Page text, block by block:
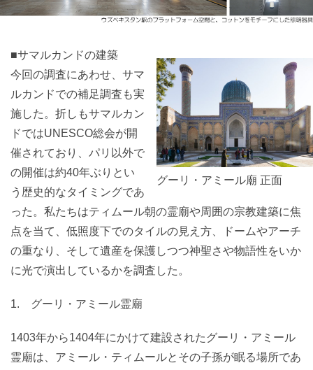
グーリ・アミール廟 正面
■サマルカンドの建築
今回の調査にあわせ、サマ
ルカンドでの補足調査も実
施した。折しもサマルカン
ドではUNESCO総会が開
催されており、パリ以外で
の開催は約40年ぶりとい
う歴史的なタイミングであ
った。私たちはティムール朝の霊廟や周囲の宗教建築に焦
点を当て、低照度下でのタイルの見え方、ドームやアーチ
の重なり、そして遺産を保護しつつ神聖さや物語性をいか
に光で演出しているかを調査した。
1. グーリ・アミール霊廟
1403年から1404年にかけて建設されたグーリ・アミール
霊廟は、アミール・ティムールとその子孫が眠る場所であ